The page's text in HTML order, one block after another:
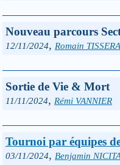
Nouveau parcours
12/11/2024, Romain
Sortie de Vie & Mort
11/11/2024, Rémi VANNIER
Tournoi par équipes
03/11/2024, Benjamin